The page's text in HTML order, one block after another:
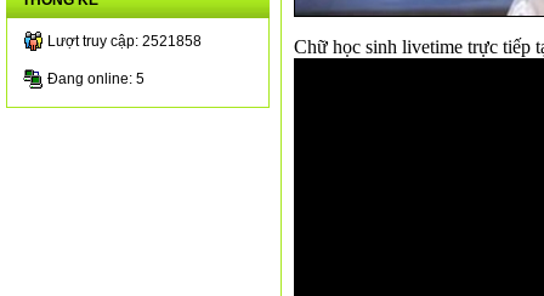
Lượt truy cập: 2521858
Đang online: 5
Chữ học sinh livetime trực tiếp